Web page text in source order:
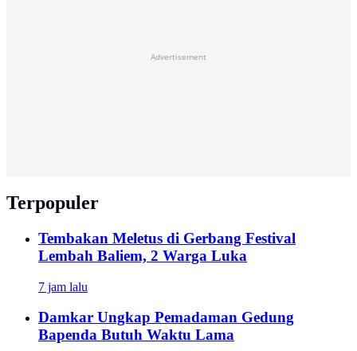
Advertisement
Terpopuler
Tembakan Meletus di Gerbang Festival
Lembah Baliem, 2 Warga Luka
7 jam lalu
Damkar Ungkap Pemadaman Gedung
Bapenda Butuh Waktu Lama